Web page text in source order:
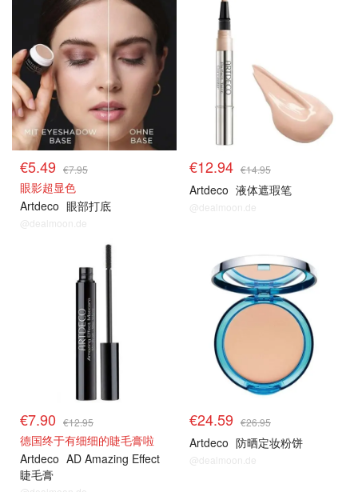
€5.49 €7.95
眼影超显色
Artdeco 眼部打底
@dealmoon.de
€12.94 €14.95
Artdeco 液体遮瑕笔
@dealmoon.de
€7.90 €12.95
德国终于有细细的睫毛膏啦
Artdeco AD Amazing Effect
睫毛膏
€24.59 €26.95
Artdeco 防晒定妆粉饼
@dealmoon.de